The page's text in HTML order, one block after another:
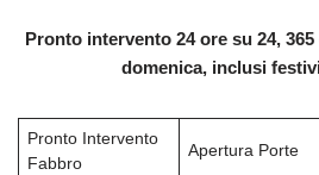
Pronto intervento 24 ore su 24,
domenica, inclusi
Pronto Intervento
Fabbro
Apertura Porte